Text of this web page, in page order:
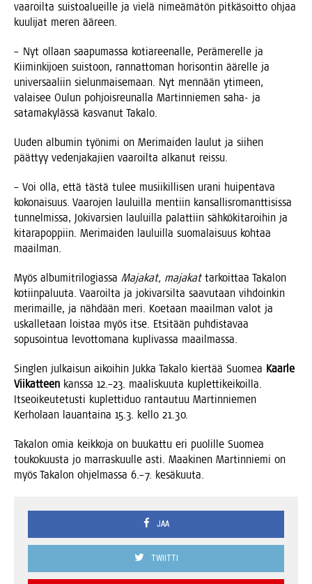
vaa­roil­ta suis­toa­lueil­le ja vie­lä nimeä­mä­tön pit­kä­soit­to ohjaa
kuu­li­jat meren ääreen.
– Nyt ollaan saa­pu­mas­sa kotia­ree­nal­le, Perä­me­rel­le ja
Kii­min­ki­joen suis­toon, ran­nat­to­man hori­son­tin äärel­le ja
uni­ver­saa­liin sie­lun­mai­se­maan. Nyt men­nään yti­meen,
valai­see Oulun poh­jois­reu­nal­la Mar­tin­nie­men saha- ja
sata­ma­ky­läs­sä kas­va­nut Takalo.
Uuden albu­min työ­ni­mi on Meri­mai­den lau­lut ja sii­hen
päät­tyy veden­ja­ka­jien vaa­roil­ta alka­nut reissu.
– Voi olla, että täs­tä tulee musii­kil­li­sen ura­ni hui­pen­ta­va
koko­nai­suus. Vaa­ro­jen lau­luil­la men­tiin kan­sal­lis­ro­mant­ti­sis­sa
tun­nel­mis­sa, Joki­var­sien lau­luil­la palat­tiin säh­kö­ki­ta­roi­hin ja
kita­ra­pop­piin. Meri­mai­den lau­luil­la suo­ma­lai­suus koh­taa
maailman.
Myös albu­mit­ri­lo­gias­sa Maja­kat, maja­kattar­koit­taa Taka­lon
kotiin­pa­luu­ta. Vaa­roil­ta ja joki­var­sil­ta saa­vu­taan vih­doin­kin
meri­mail­le, ja näh­dään meri. Koe­taan maa­il­man valot ja
uskal­le­taan lois­taa myös itse. Etsi­tään puh­dis­ta­vaa
sopusoin­tua levot­to­ma­na kupli­vas­sa maailmassa.
Singlen jul­kai­sun aikoi­hin Juk­ka Taka­lo kier­tää Suo­mea Kaar­le
Vii­kat­teen kans­sa 12.–23. maa­lis­kuu­ta kuplet­ti­kei­koil­la.
Itseoi­keu­te­tus­ti kuplet­ti­duo ran­tau­tuu Mar­tin­nie­men
Ker­ho­laan lau­an­tai­na 15.3. kel­lo 21.30.
Taka­lon omia keik­ko­ja on buu­kat­tu eri puo­lil­le Suo­mea
tou­ko­kuus­ta jo mar­ras­kuul­le asti. Maa­ki­nen Mar­tin­nie­mi on
myös Taka­lon ohjel­mas­sa 6.–7. kesäkuuta.
JAA
TWIITTI